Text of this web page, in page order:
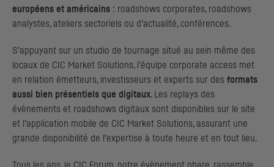
européens et américains : roadshows corporates, roadshows
analystes, ateliers sectoriels ou d’actualité, conférences.
S’appuyant sur un studio de tournage situé au sein même des
locaux de CIC Market Solutions, l’équipe corporate access met
en relation émetteurs, investisseurs et experts sur des formats
aussi bien présentiels que digitaux. Les replays des
évènements et roadshows digitaux sont disponibles sur le site
et l’application mobile de CIC Market Solutions, assurant une
grande disponibilité de l’expertise à toute heure et en tout lieu.
Tous les ans, le CIC Forum, notre évènement phare, rassemble